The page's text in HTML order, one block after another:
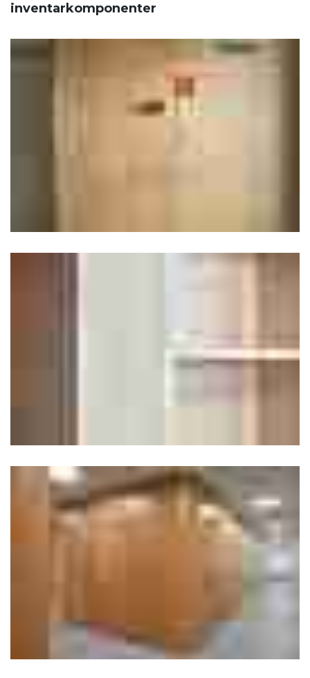
inventarkomponenter